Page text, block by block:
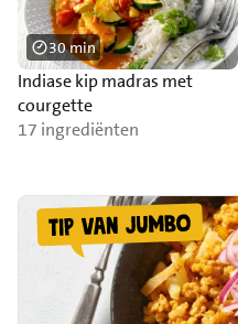
Indiase kip madras met
courgette
17 ingrediënten
30 min